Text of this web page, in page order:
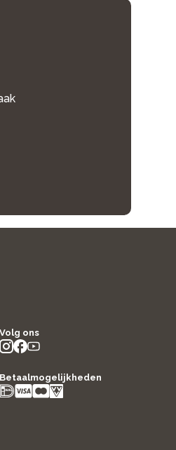
Volg ons
instagram
facebook
Betaalmogelijkheden